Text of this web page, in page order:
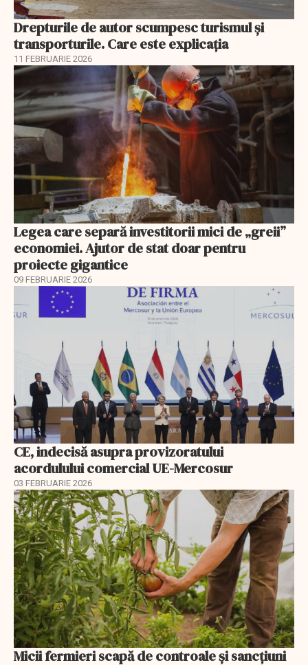
Drepturile de autor scumpesc turismul și
transporturile. Care este explicația
11 FEBRUARIE 2026
Legea care separă investitorii mici de „greii”
economiei. Ajutor de stat doar pentru
proiecte gigantice
09 FEBRUARIE 2026
CE, indecisă asupra provizoratului
acordulului comercial UE-Mercosur
03 FEBRUARIE 2026
Micii fermieri scapă de controale și sancțiuni